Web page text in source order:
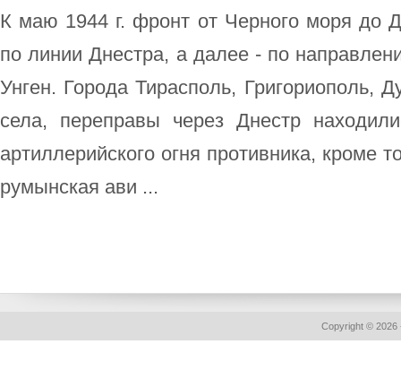
К маю 1944 г. фронт от Черного моря до
по линии Днестра, а далее - по
Унген. Города Тирасполь, Григориополь,
села, переправы через Днестр
артиллерийского огня противника, кроме
румынская ави ...
Copyright © 2026